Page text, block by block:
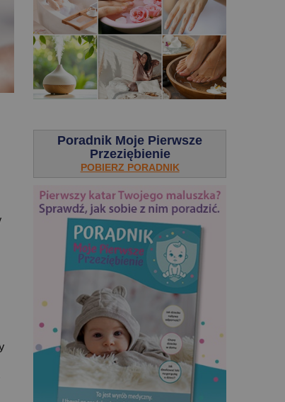
Poradnik Moje Pierwsze
Przeziębienie
POBIERZ PORADNIK